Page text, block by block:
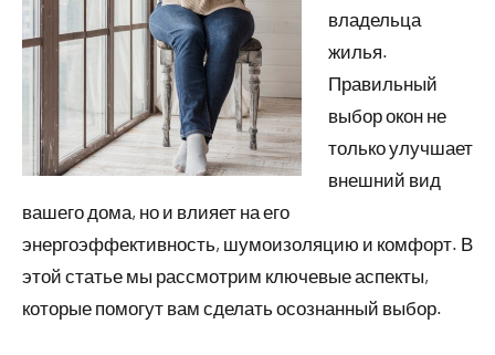
владельца
жилья.
Правильный
выбор окон не
только улучшает
внешний вид
вашего дома, но и влияет на его
энергоэффективность, шумоизоляцию и комфорт. В
этой статье мы рассмотрим ключевые аспекты,
которые помогут вам сделать осознанный выбор.